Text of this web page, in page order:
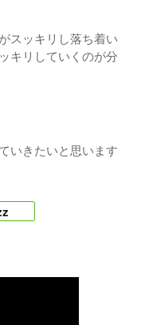
スッキリし落ち着い
キリしていくのが分
いきたいと思います